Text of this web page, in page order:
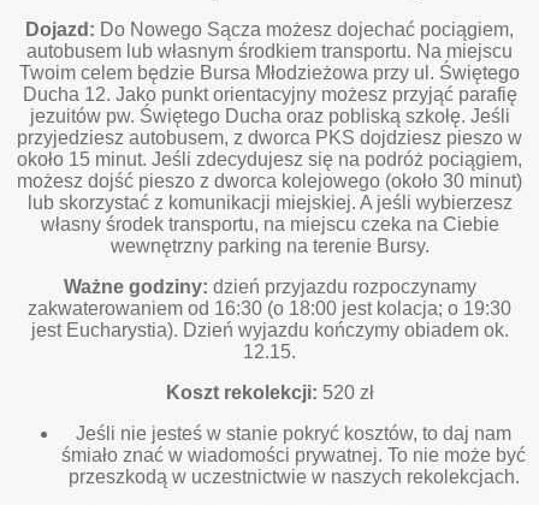
Dojazd: Do Nowego Sącza możesz dojechać pociągiem,
autobusem lub własnym środkiem transportu. Na miejscu
Twoim celem będzie Bursa Młodzieżowa przy ul. Świętego
Ducha 12. Jako punkt orientacyjny możesz przyjąć parafię
jezuitów pw. Świętego Ducha oraz pobliską szkołę. Jeśli
przyjedziesz autobusem, z dworca PKS dojdziesz pieszo w
około 15 minut. Jeśli zdecydujesz się na podróż pociągiem,
możesz dojść pieszo z dworca kolejowego (około 30 minut)
lub skorzystać z komunikacji miejskiej. A jeśli wybierzesz
własny środek transportu, na miejscu czeka na Ciebie
wewnętrzny parking na terenie Bursy.
Ważne godziny: dzień przyjazdu rozpoczynamy
zakwaterowaniem od 16:30 (o 18:00 jest kolacja; o 19:30
jest Eucharystia). Dzień wyjazdu kończymy obiadem ok.
12.15.
Koszt rekolekcji: 520 zł
Jeśli nie jesteś w stanie pokryć kosztów, to daj nam
śmiało znać w wiadomości prywatnej. To nie może być
przeszkodą w uczestnictwie w naszych rekolekcjach.